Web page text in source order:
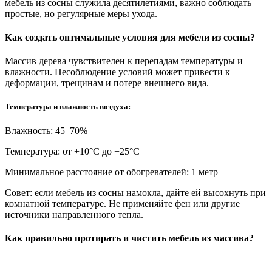
мебель из сосны служила десятилетиями, важно соблюдать
простые, но регулярные меры ухода.
Как создать оптимальные условия для мебели из сосны?
Массив дерева чувствителен к перепадам температуры и
влажности. Несоблюдение условий может привести к
деформации, трещинам и потере внешнего вида.
Температура и влажность воздуха:
Влажность: 45–70%
Температура: от +10°С до +25°С
Минимальное расстояние от обогревателей: 1 метр
Совет: если мебель из сосны намокла, дайте ей высохнуть при
комнатной температуре. Не применяйте фен или другие
источники направленного тепла.
Как правильно протирать и чистить мебель из массива?